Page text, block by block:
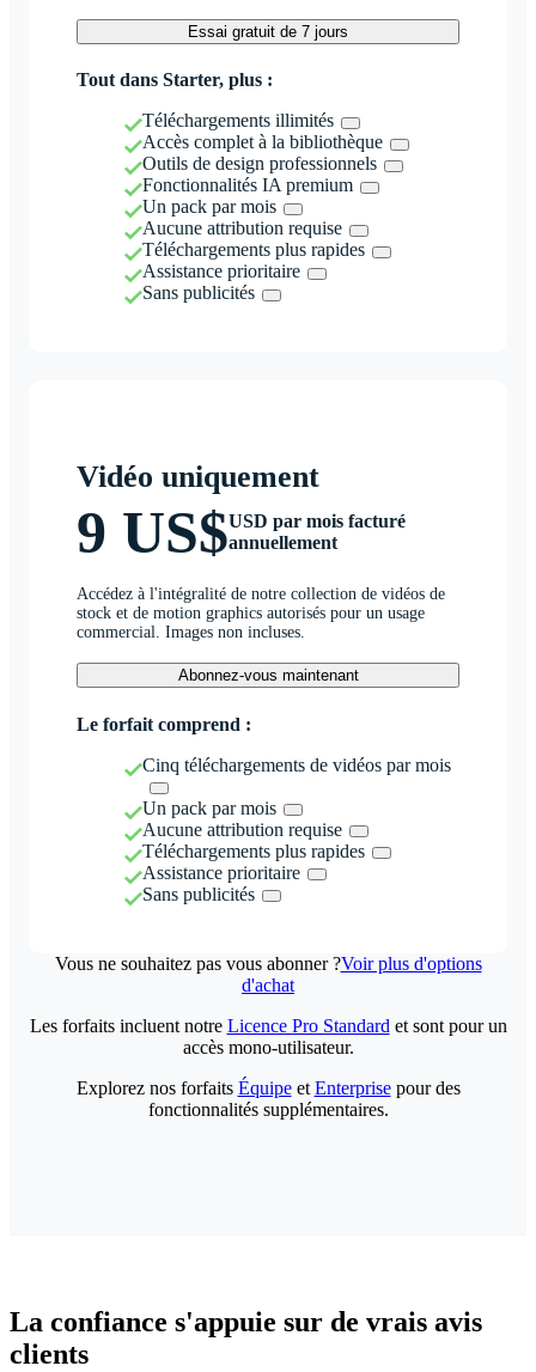
Essai gratuit de 7 jours
Tout dans Starter, plus :
Téléchargements illimités
Accès complet à la bibliothèque
Outils de design professionnels
Fonctionnalités IA premium
Un pack par mois
Aucune attribution requise
Téléchargements plus rapides
Assistance prioritaire
Sans publicités
Vidéo uniquement
9 US$USD par mois facturé
annuellement
Accédez à l'intégralité de notre collection de vidéos de
stock et de motion graphics autorisés pour un usage
commercial. Images non incluses.
Abonnez-vous maintenant
Le forfait comprend :
Cinq téléchargements de vidéos par mois
Un pack par mois
Aucune attribution requise
Téléchargements plus rapides
Assistance prioritaire
Sans publicités
Vous ne souhaitez pas vous abonner ?Voir plus d'options
d'achat
Les forfaits incluent notre Licence Pro Standard et sont pour un
accès mono-utilisateur.
Explorez nos forfaits Équipeet Enterprisepour des
fonctionnalités supplémentaires.
La confiance s'appuie sur de vrais avis
clients